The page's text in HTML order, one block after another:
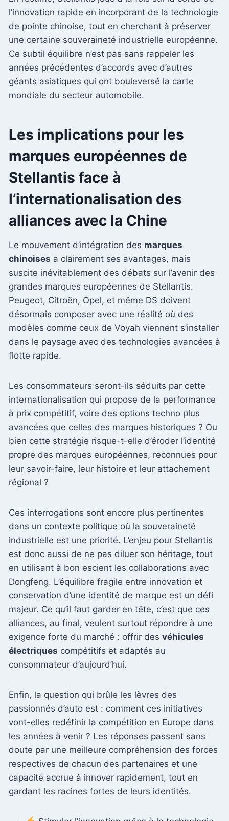
l’innovation rapide en incorporant de la technologie
de pointe chinoise, tout en cherchant à préserver
une certaine souveraineté industrielle européenne.
Ce subtil équilibre n’est pas sans rappeler les
années précédentes d’accords avec d’autres
géants asiatiques qui ont bouleversé la carte
mondiale du secteur automobile.
Les implications pour les
marques européennes de
Stellantis face à
l’internationalisation des
alliances avec la Chine
Le mouvement d’intégration des marques
chinoises a clairement ses avantages, mais
suscite inévitablement des débats sur l’avenir des
grandes marques européennes de Stellantis.
Peugeot, Citroën, Opel, et même DS doivent
désormais composer avec une réalité où des
modèles comme ceux de Voyah viennent s’installer
dans le paysage avec des technologies avancées à
flotte rapide.
Les consommateurs seront-ils séduits par cette
internationalisation qui propose de la performance
à prix compétitif, voire des options techno plus
avancées que celles des marques historiques ? Ou
bien cette stratégie risque-t-elle d’éroder l’identité
propre des marques européennes, reconnues pour
leur savoir-faire, leur histoire et leur attachement
régional ?
Ces interrogations sont encore plus pertinentes
dans un contexte politique où la souveraineté
industrielle est une priorité. L’enjeu pour Stellantis
est donc aussi de ne pas diluer son héritage, tout
en utilisant à bon escient les collaborations avec
Dongfeng. L’équilibre fragile entre innovation et
conservation d’une identité de marque est un défi
majeur. Ce qu’il faut garder en tête, c’est que ces
alliances, au final, veulent surtout répondre à une
exigence forte du marché : offrir des véhicules
électriques compétitifs et adaptés au
consommateur d’aujourd’hui.
Enfin, la question qui brûle les lèvres des
passionnés d’auto est : comment ces initiatives
vont-elles redéfinir la compétition en Europe dans
les années à venir ? Les réponses passent sans
doute par une meilleure compréhension des forces
respectives de chacun des partenaires et une
capacité accrue à innover rapidement, tout en
gardant les racines fortes de leurs identités.